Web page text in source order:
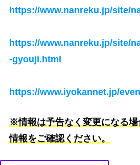
https://www.nanreku.jp/site/
https://www.nanreku.jp/site/
-gyouji.html
https://www.iyokannet.jp/
※情報は予告なく変更になる
情報をご確認ください。